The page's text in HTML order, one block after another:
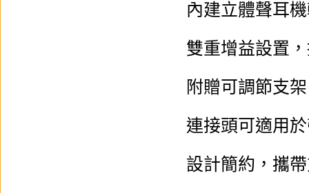
內建立體聲耳
雙重增益設置
附贈可調節支
連接頭可適用
設計簡約，攜